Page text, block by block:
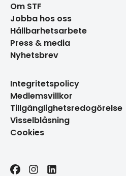
Om STF
Jobba hos oss
Hållbarhetsarbete
Press & media
Nyhetsbrev
Integritetspolicy
Medlemsvillkor
Tillgänglighetsredogörelse
Visselblåsning
Cookies
FacebookInstagram
LinkedIn